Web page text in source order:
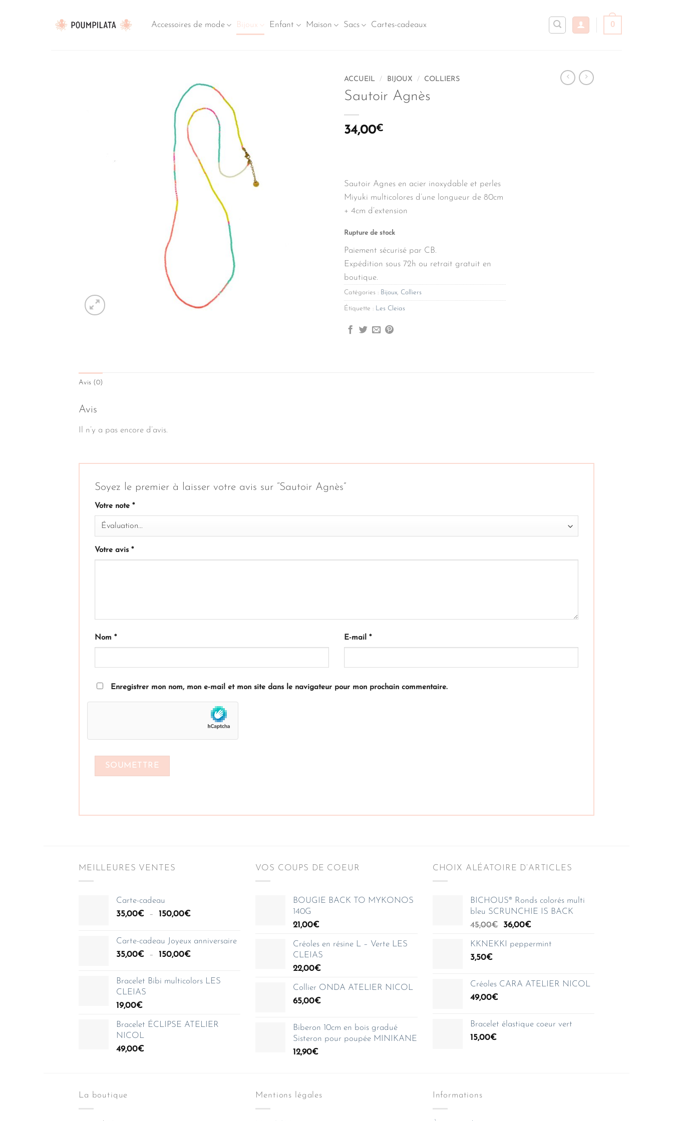
contenu
Accessoires de mode Bijoux Enfant Maison Sacs Cartes-cadeaux 0
ACCUEIL / BIJOUX / COLLIERS
Sautoir Agnès
34,00€
Sautoir Agnes en acier inoxydable et perles
Miyuki multicolores d’une longueur de 80cm
+ 4cm d’extension
Rupture de stock
Paiement sécurisé par CB.
Expédition sous 72h ou retrait gratuit en
boutique.
Catégories : Bijoux, Colliers
Étiquette : Les Cleias
Avis (0)
Avis
Il n’y a pas encore d’avis.
Soyez le premier à laisser votre avis sur “Sautoir Agnès”
Votre note *
Votre avis *
Nom * E-mail *
Enregistrer mon nom, mon e-mail et mon site dans le navigateur pour mon prochain commentaire.
MEILLEURES VENTES
Carte-cadeau
35,00€ – 150,00€Plage
à
Carte-cadeau Joyeux anniversaire
35,00€ – 150,00€Plage
prix :
Bracelet Bibi multicolors LES
CLEIAS
19,00€
Bracelet ÉCLIPSE ATELIER
NICOL
49,00€
VOS COUPS DE COEUR
BOUGIE BACK TO MYKONOS
140G
21,00€
Créoles en résine L – Verte LES
CLEIAS
22,00€
Collier ONDA ATELIER NICOL
65,00€
Biberon 10cm en bois gradué
Sisteron pour poupée MINIKANE
12,90€
CHOIX ALÉATOIRE D’ARTICLES
BICHOUS® Ronds colorés multi
bleu SCRUNCHIE IS BACK
45,00€
Le
initial
36,00€Le
actuel
KKNEKKI peppermint
3,50€
Créoles CARA ATELIER NICOL
49,00€
Bracelet élastique coeur vert
15,00€
La boutique Mentions légales Informations